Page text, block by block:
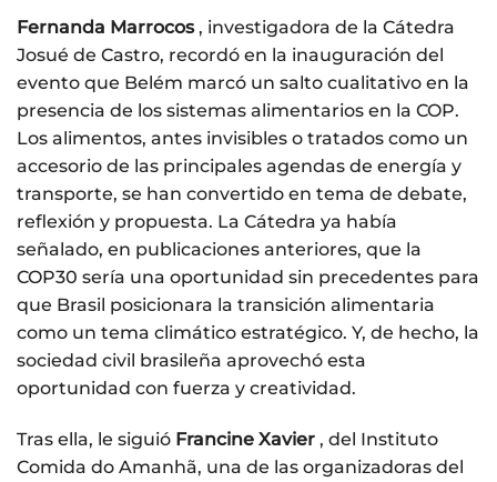
Fernanda Marrocos, investigadora de la Cátedra
Josué de Castro, recordó en la inauguración del
evento que Belém marcó un salto cualitativo en la
presencia de los sistemas alimentarios en la COP.
Los alimentos, antes invisibles o tratados como un
accesorio de las principales agendas de energía y
transporte, se han convertido en tema de debate,
reflexión y propuesta. La Cátedra ya había
señalado, en publicaciones anteriores, que la
COP30 sería una oportunidad sin precedentes para
que Brasil posicionara la transición alimentaria
como un tema climático estratégico. Y, de hecho, la
sociedad civil brasileña aprovechó esta
oportunidad con fuerza y ​​creatividad.
Tras ella, le siguió Francine Xavier , del Instituto
Comida do Amanhã, una de las organizadoras del